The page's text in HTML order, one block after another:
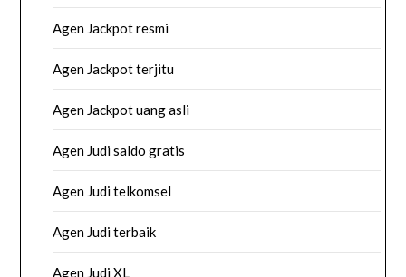
Agen Jackpot resmi
Agen Jackpot terjitu
Agen Jackpot uang asli
Agen Judi saldo gratis
Agen Judi telkomsel
Agen Judi terbaik
Agen Judi XL